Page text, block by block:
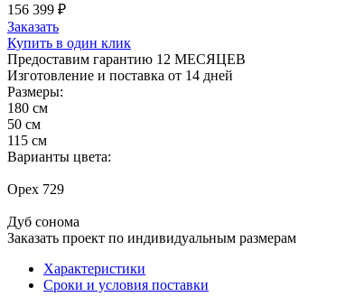
156 399 ₽
Заказать
Купить в один клик
Предоставим гарантию 12 МЕСЯЦЕВ
Изготовление и поставка от 14 дней
Размеры:
180 см
50 см
115 см
Варианты цвета:
Орех 729
Дуб сонома
Заказать проект по индивидуальным размерам
Характеристики
Сроки и условия поставки